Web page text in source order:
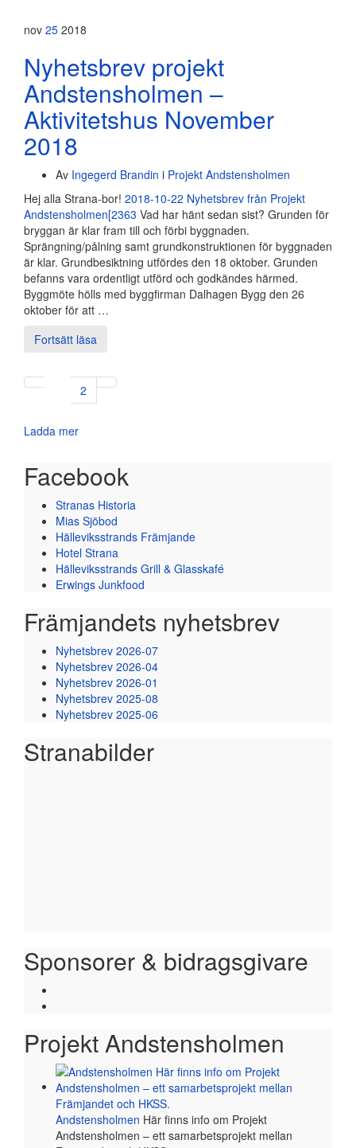
nov 25 2018
Nyhetsbrev projekt
Andstensholmen –
Aktivitetshus November
2018
Av Ingegerd Brandin i Projekt Andstensholmen
Hej alla Strana-bor! 2018-10-22 Nyhetsbrev från Projekt
Andstensholmen[2363 Vad har hänt sedan sist? Grunden för
bryggan är klar fram till och förbi byggnaden.
Sprängning/pålning samt grundkonstruktionen för byggnaden
är klar. Grundbesiktning utfördes den 18 oktober. Grunden
befanns vara ordentligt utförd och godkändes härmed.
Byggmöte hölls med byggfirman Dalhagen Bygg den 26
oktober för att …
Fortsätt läsa
2
Ladda mer
Facebook
Stranas Historia
Mias Sjöbod
Hälleviksstrands Främjande
Hotel Strana
Hälleviksstrands Grill & Glasskafé
Erwings Junkfood
Främjandets nyhetsbrev
Nyhetsbrev 2026-07
Nyhetsbrev 2026-04
Nyhetsbrev 2026-01
Nyhetsbrev 2025-08
Nyhetsbrev 2025-06
Stranabilder
Sponsorer & bidragsgivare
Projekt Andstensholmen
Andstensholmen Här finns info om Projekt
Andstensholmen – ett samarbetsprojekt mellan